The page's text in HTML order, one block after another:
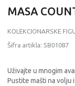
MASA
KOLEKCIONARSKE
Šifra artikla: SB01087
Uživajte u mnogim
Pustite mašti na volju